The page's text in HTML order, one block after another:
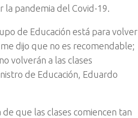
la pandemia del Covid-19.
de Educación está para volver
dijo que no es recomendable;
volverán a las clases
de Educación, Eduardo
que las clases comiencen tan